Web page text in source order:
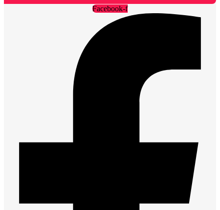
Facebook-f